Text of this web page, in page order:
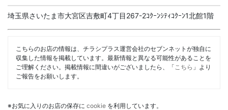
埼玉県さいたま市大宮区吉敷町4丁目267-2ｺｸｰﾝｼﾃｨｺｸｰﾝ1北館1階
こちらのお店の情報は、チラシプラス運営会社のセブンネットが独自に
収集した情報を掲載しています。最新情報と異なる可能性があることを
ご理解ください。掲載情報に間違いがございましたら、「 こちら 」より
ご報告をお願いします。
※お気に入りのお店の保存に cookie を利用しています。